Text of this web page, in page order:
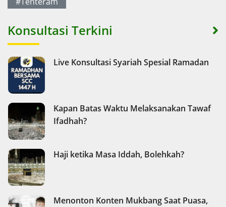
Konsultasi Terkini
Live Konsultasi Syariah Spesial Ramadan
Kapan Batas Waktu Melaksanakan Tawaf
Ifadhah?
Haji ketika Masa Iddah, Bolehkah?
Menonton Konten Mukbang Saat Puasa,